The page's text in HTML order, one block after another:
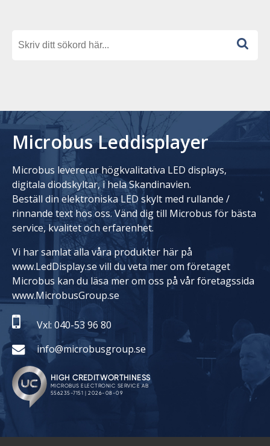
Microbus Leddisplayer
Microbus levererar högkvalitativa LED displays,
digitala diodskyltar, i hela Skandinavien.
Beställ din elektroniska LED skylt med rullande /
rinnande text hos oss. Vänd dig till Microbus för bästa
service, kvalitet och erfarenhet.
Vi har samlat alla våra produkter här på
www.LedDisplay.se vill du veta mer om företaget
Microbus kan du läsa mer om oss på vår företagssida
www.MicrobusGroup.se
Vxl: 040-53 96 80
info@microbusgroup.se